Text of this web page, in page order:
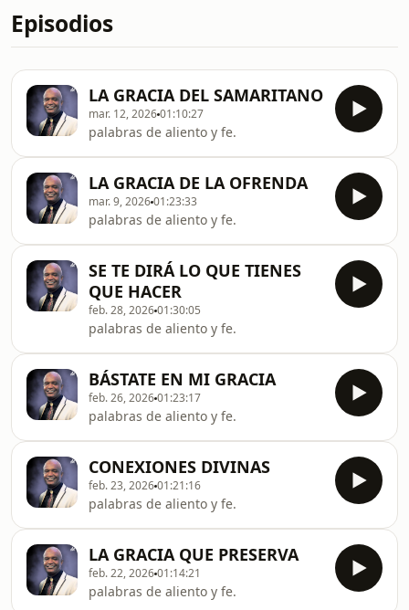
Episodios
LA GRACIA DEL SAMARITANO
mar. 12, 202601:10:27
palabras de aliento y fe.
LA GRACIA DE LA OFRENDA
mar. 9, 202601:23:33
palabras de aliento y fe.
SE TE DIRÁ LO QUE TIENES
QUE HACER
feb. 28, 202601:30:05
palabras de aliento y fe.
BÁSTATE EN MI GRACIA
feb. 26, 202601:23:17
palabras de aliento y fe.
CONEXIONES DIVINAS
feb. 23, 202601:21:16
palabras de aliento y fe.
LA GRACIA QUE PRESERVA
feb. 22, 202601:14:21
palabras de aliento y fe.